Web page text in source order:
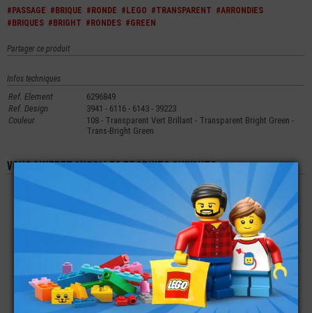
#PASSAGE #BRIQUE #RONDE #LEGO #TRANSPARENT #ARRONDIES
#BRIQUES #BRIGHT #RONDES #GREEN
Partager ce produit
Infos techniques
Ref. Element
6296849
Ref. Design
3941 - 6116 - 6143 - 39223
Couleur
108 - Transparent Vert Brillant - Transparent Bright Green -
Trans-Bright Green
Vous aimerez aussi les produits suivants
LEGO® PLATE 2X3 -
PASSAGE POUR
CONNECTEUR
0,18€
LEGO® ACCESSOIRE
MINI-FIGURINE
BOUGEOIR - BOUGIE
0,16€
LEGO® PLATE RONDE
2X2 AVEC PASSAGE
POUR AXE
0,12€